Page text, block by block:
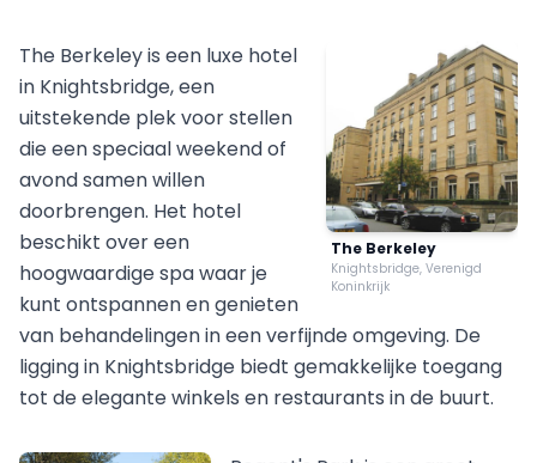
The Berkeley
Knightsbridge, Verenigd
Koninkrijk
The Berkeley is een luxe hotel
in Knightsbridge, een
uitstekende plek voor stellen
die een speciaal weekend of
avond samen willen
doorbrengen. Het hotel
beschikt over een
hoogwaardige spa waar je
kunt ontspannen en genieten
van behandelingen in een verfijnde omgeving. De
ligging in Knightsbridge biedt gemakkelijke toegang
tot de elegante winkels en restaurants in de buurt.